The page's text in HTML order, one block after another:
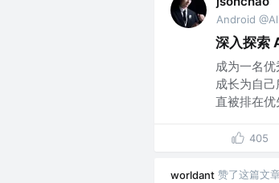
Android
深入探索
成为一名
成长为自
直被排在优
405
worldant 赞了这篇文章